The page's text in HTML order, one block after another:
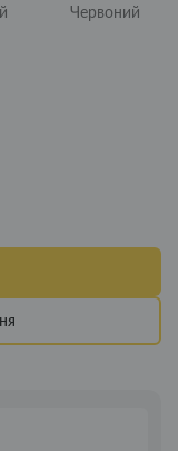
Червоний